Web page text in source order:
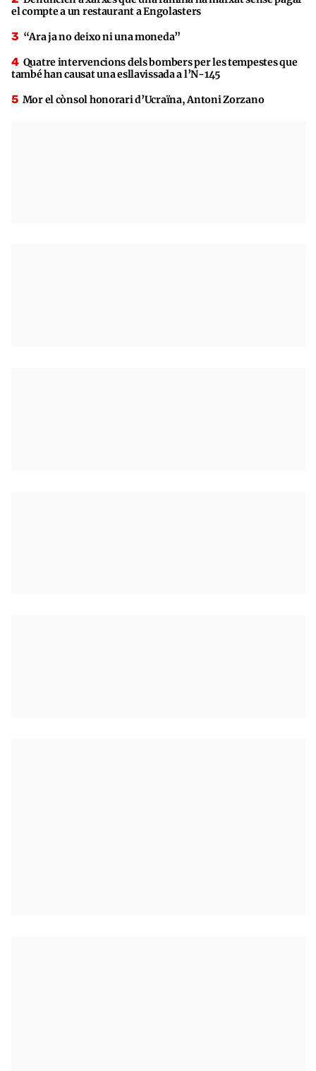
el compte a un restaurant a Engolasters
“Ara ja no deixo ni una moneda”
Quatre intervencions dels bombers per les tempestes que
també han causat una esllavissada a l’N-145
Mor el cònsol honorari d’Ucraïna, Antoni Zorzano